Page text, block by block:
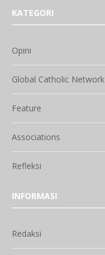
KATEGORI
Opini
Global Catholic Network
Feature
Associations
Refleksi
INFORMASI
Redaksi